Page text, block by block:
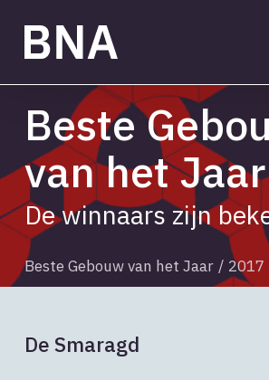
main
Beste
van het
De winnaars zijn
Beste Gebouw van het Jaar / 2017
De Smaragd